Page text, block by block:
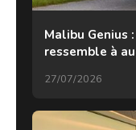
Malibu Genius
ressemble à
27/07/2026